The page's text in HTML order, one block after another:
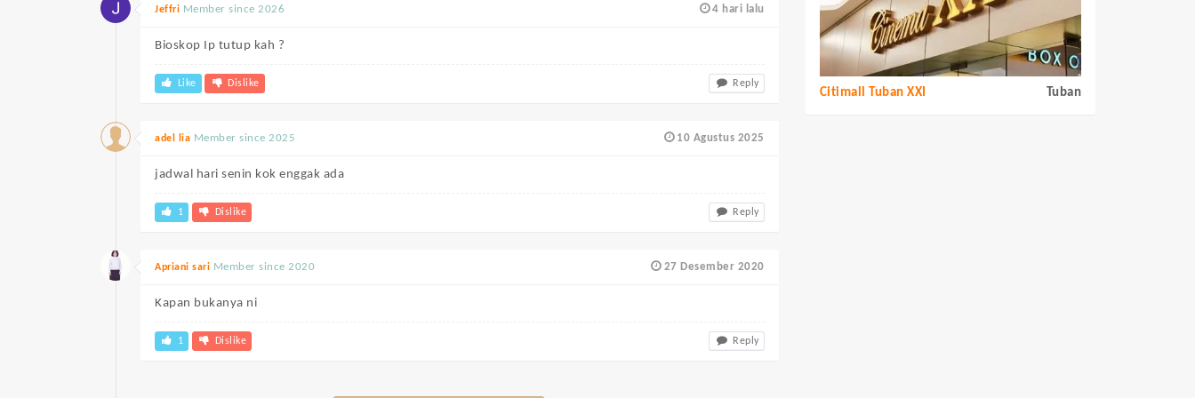
4 hari lalu
Jeffri Member since 2026
Bioskop Ip tutup kah ?
Like Dislike Reply
10 Agustus 2025
adel lia Member since 2025
jadwal hari senin kok enggak ada
1 Dislike Reply
27 Desember 2020
Apriani sari Member since 2020
Kapan bukanya ni
1 Dislike Reply
Citimall Tuban XXI Tuban